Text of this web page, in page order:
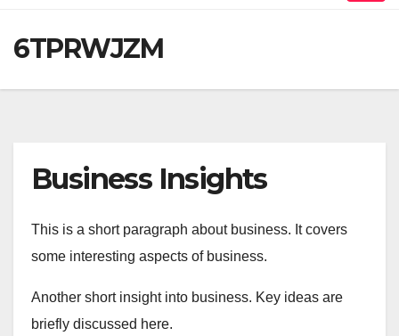
6TPRWJZM
Business Insights
This is a short paragraph about business. It covers
some interesting aspects of business.
Another short insight into business. Key ideas are
briefly discussed here.